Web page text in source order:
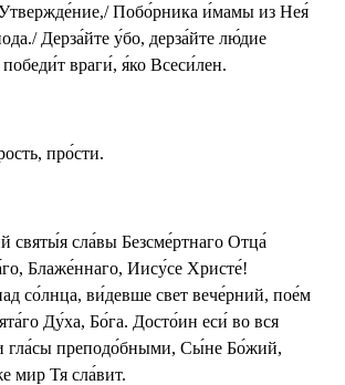
Побо́рника и́мамы из Нея́
Дерза́йте у́бо, дерза́йте лю́дие
враги́, я́ко Всеси́лен.
про́сти.
святы́я сла́вы Безсме́ртнаго Отца́
Блаже́ннаго, Иису́се Христе́!
со́лнца, ви́девше свет вече́рний, пое́м
Ду́ха, Бо́га. Досто́ин еси́ во вся
гла́сы преподо́бными, Сы́не Бо́жий,
мир Тя сла́вит.